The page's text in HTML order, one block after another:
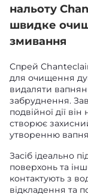
нальоту
швидке
змивання
Спрей
для очищення
видаляти
забруднення.
подвійної дії
створює
утворенню
Засіб ідеально
поверхонь та
контактують з
відкладення та